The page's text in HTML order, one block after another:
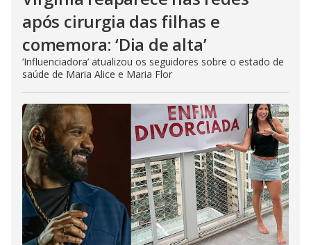
após cirurgia das filhas e
comemora: ‘Dia de alta’
‘Influenciadora’ atualizou os seguidores sobre o estado de
saúde de Maria Alice e Maria Flor